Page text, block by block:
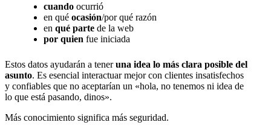
cuando ocurrió
en qué ocasión/por qué razón
en qué parte de la web
por quien fue iniciada
Estos datos ayudarán a teneruna idea lo más clara posible del
asunto. Es esencial interactuar mejor con clientes insatisfechos
y confiables que no aceptarían un «hola, no tenemos ni idea de
lo que está pasando, dinos».
Más conocimiento significa más seguridad.